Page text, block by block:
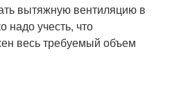
вытяжную вентиляцию в
надо учесть, что
весь требуемый объем